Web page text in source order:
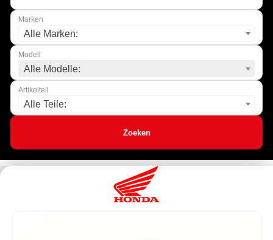
Marken
Alle Marken:
Modell
Alle Modelle:
Artikelteil
Alle Teile:
Zoeken